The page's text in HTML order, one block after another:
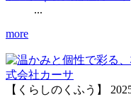
...
more
【くらしのくふう】